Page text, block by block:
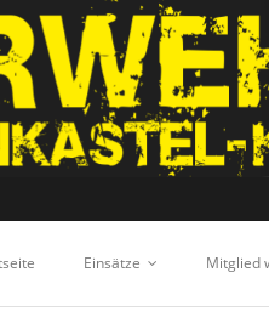
Einsätze Mitglied